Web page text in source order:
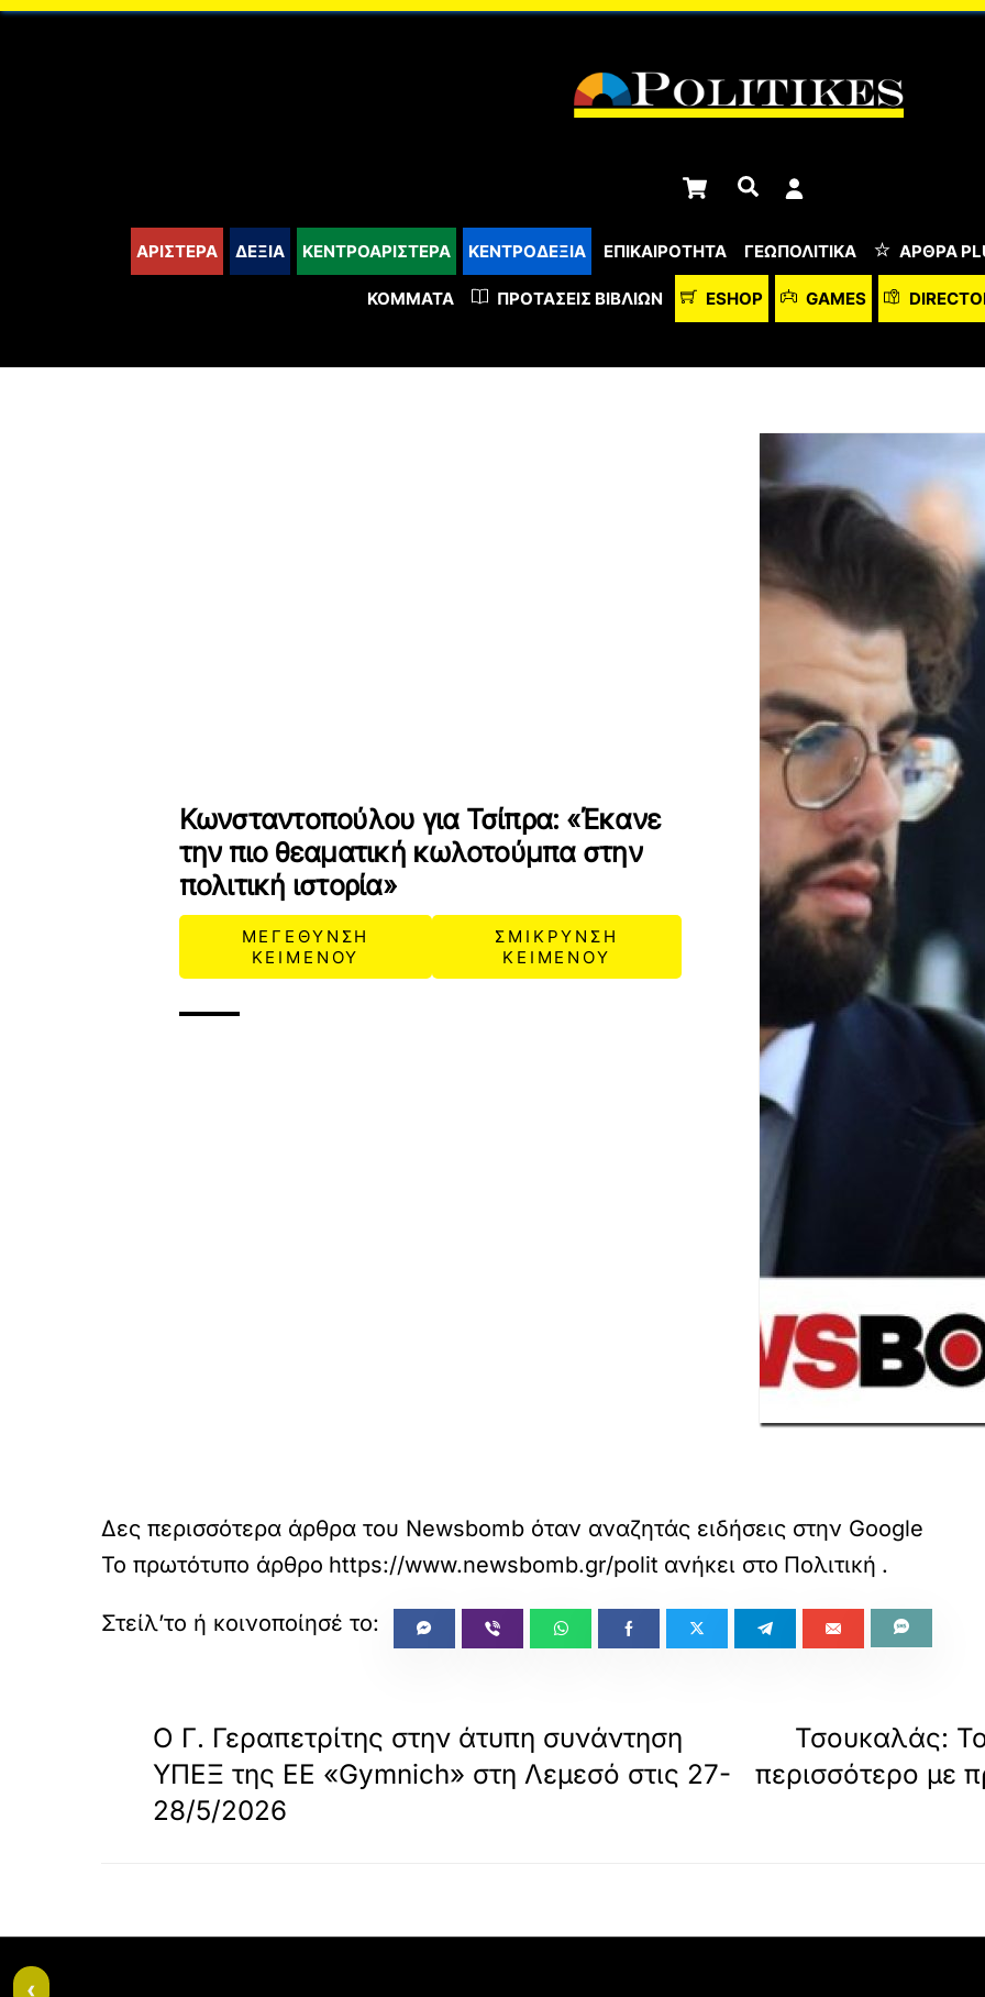
content
Cart Αναζήτηση
ΑΡΙΣΤΕΡΑ ΔΕΞΙΑ ΚΕΝΤΡΟΑΡΙΣΤΕΡΑ ΚΕΝΤΡΟΔΕΞΙΑ ΕΠΙΚΑΙΡΟΤΗΤΑ ΓΕΩΠΟΛΙΤΙΚΑ ΆΡΘΡΑ
ΚΌΜΜΑΤΑ ΠΡΟΤΆΣΕΙΣ ΒΙΒΛΊΩΝ ESHOP GAMES
Κωνσταντοπούλου για Τσίπρα: «Έκανε
την πιο θεαματική κωλοτούμπα στην
πολιτική ιστορία»
ΜΕΓΕΘΥΝΣΗ
ΚΕΙΜΕΝΟΥ
ΣΜΙΚΡΥΝΣΗ
ΚΕΙΜΕΝΟΥ
Δες περισσότερα άρθρα του Newsbomb όταν αναζητάς ειδήσεις στην Google
Το πρωτότυπο άρθρο https://www.newsbomb.gr/politikh/story/1738656/
ανήκει στο Πολιτική .
Ο Γ. Γεραπετρίτης στην άτυπη συνάντηση
ΥΠΕΞ της ΕΕ «Gymnich» στη Λεμεσό στις 27-
28/5/2026
Τσουκαλάς:
περισσότερο με
‹